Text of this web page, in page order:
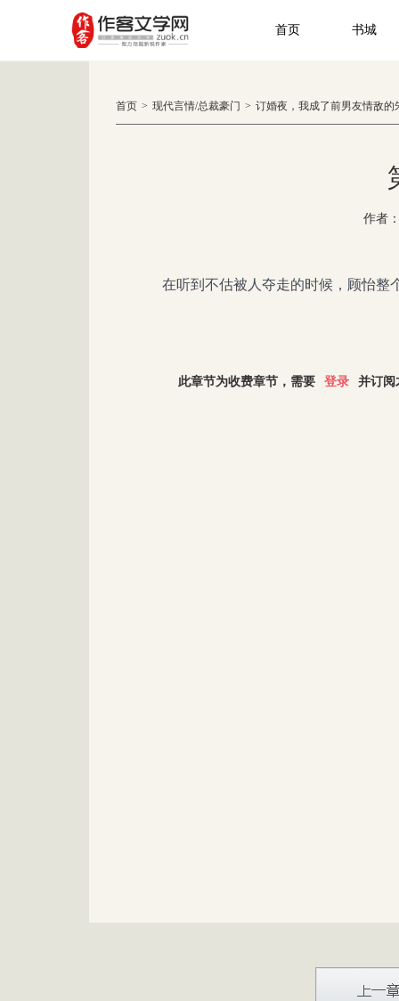
首页 书城
首页 > 现代言情/总裁豪门 > 订婚夜，我成了前男友情敌的
作者
在听到不估被人夺走的时候，顾怡整
此章节为收费章节，需要 登录 并订阅